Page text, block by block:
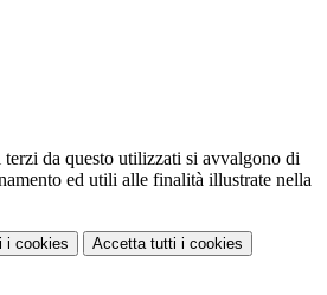
da questo utilizzati si avvalgono di
ed utili alle finalità illustrate nella
i cookies Accetta tutti i cookies